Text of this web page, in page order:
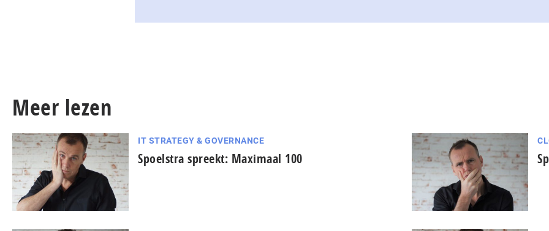
Meer lezen
IT STRATEGY & GOVERNANCE
Spoelstra spreekt: Maximaal 100